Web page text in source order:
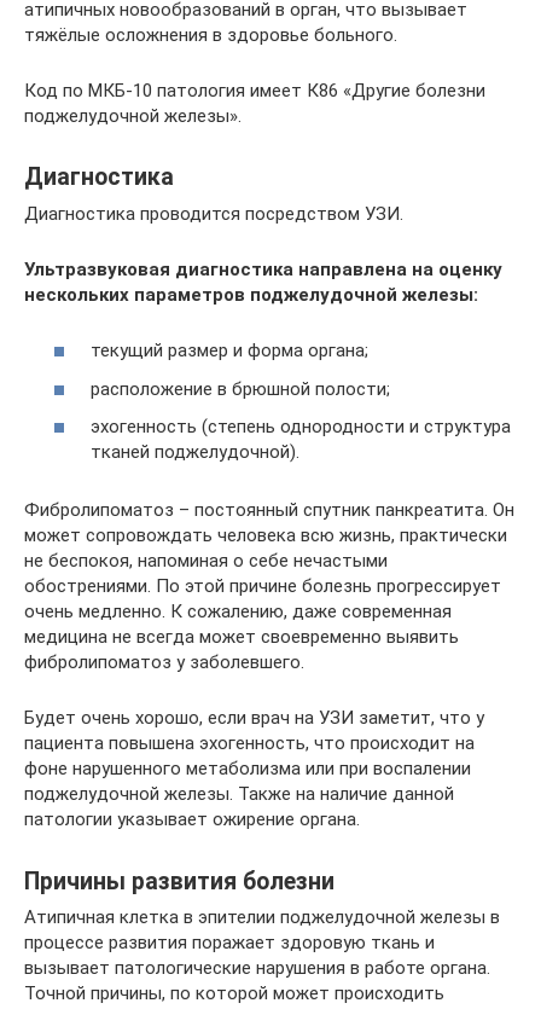
атипичных новообразований в орган, что вызывает
тяжёлые осложнения в здоровье больного.
Код по МКБ-10 патология имеет К86 «Другие болезни
поджелудочной железы».
Диагностика
Диагностика проводится посредством УЗИ.
Ультразвуковая диагностика направлена на оценку
нескольких параметров поджелудочной железы:
текущий размер и форма органа;
расположение в брюшной полости;
эхогенность (степень однородности и структура
тканей поджелудочной).
Фибролипоматоз – постоянный спутник панкреатита. Он
может сопровождать человека всю жизнь, практически
не беспокоя, напоминая о себе нечастыми
обострениями. По этой причине болезнь прогрессирует
очень медленно. К сожалению, даже современная
медицина не всегда может своевременно выявить
фибролипоматоз у заболевшего.
Будет очень хорошо, если врач на УЗИ заметит, что у
пациента повышена эхогенность, что происходит на
фоне нарушенного метаболизма или при воспалении
поджелудочной железы. Также на наличие данной
патологии указывает ожирение органа.
Причины развития болезни
Атипичная клетка в эпителии поджелудочной железы в
процессе развития поражает здоровую ткань и
вызывает патологические нарушения в работе органа.
Точной причины, по которой может происходить